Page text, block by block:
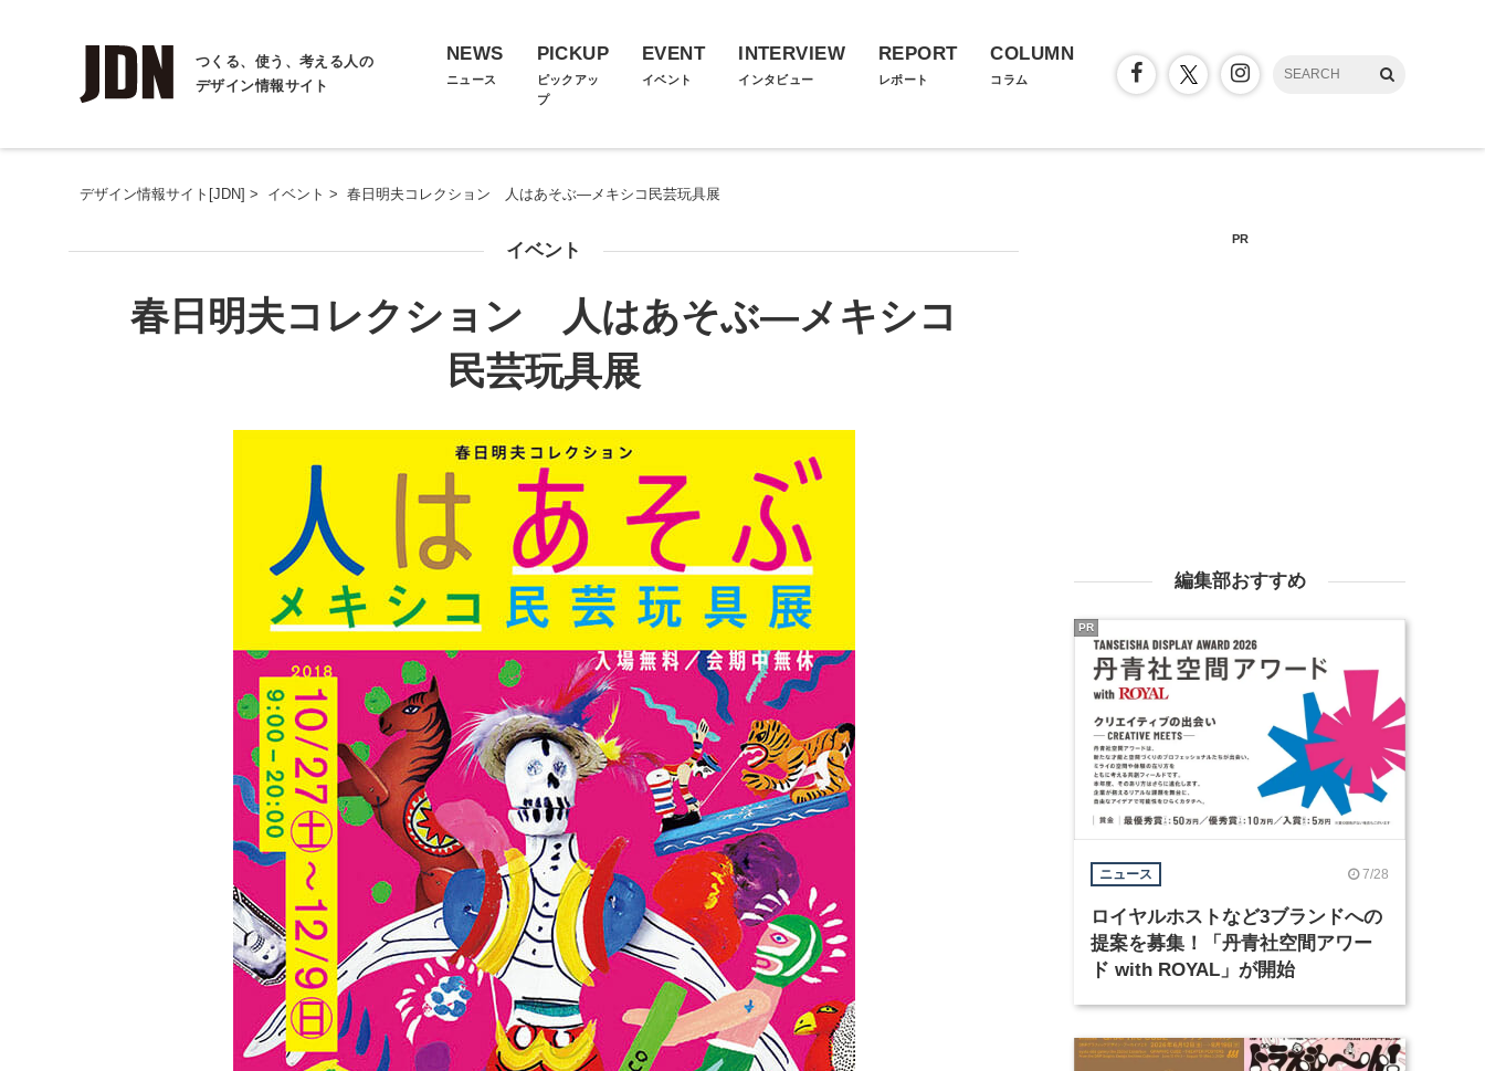
つくる、使う、考える人の
デザイン情報サイト
NEWS
ニュース
PICKUP
ピックアッ
プ
EVENT
イベント
INTERVIEW
インタビュー
REPORT
レポート
COLUMN
コラム
デザイン情報サイト[JDN] > イベント > 春日明夫コレクション 人はあそぶ―メキシコ民芸玩具展
イベント
春日明夫コレクション 人はあそぶ―メキシコ
民芸玩具展
PR
編集部おすすめ
ニュース 7/28
ロイヤルホストなど3ブランドへの
提案を募集！「丹青社空間アワー
ド with ROYAL」が開始
PR